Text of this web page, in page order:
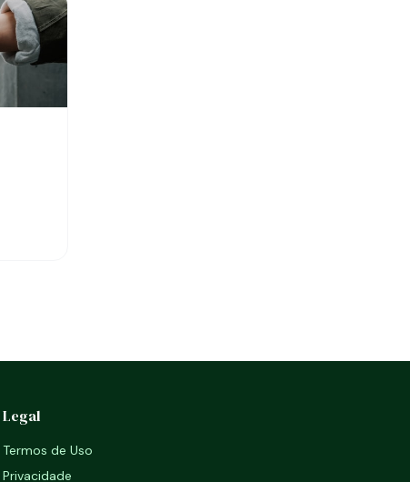
Legal
Termos de Uso
Privacidade